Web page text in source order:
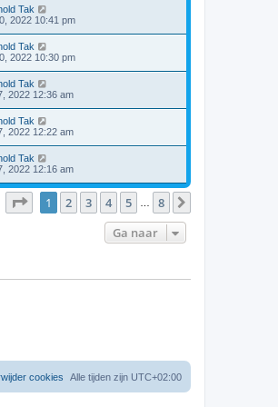
Tak
2022 10:41 pm
Tak
2022 10:30 pm
Tak
2022 12:36 am
Tak
2022 12:22 am
Tak
2022 12:16 am
Pagina1 van 8
1 2 3 4 5 8
Ga naar
Alle tijden zijn UTC+02:00
cookies